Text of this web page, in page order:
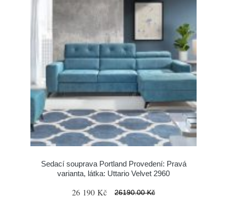
Sedací souprava Portland Provedení: Pravá
varianta, látka: Uttario Velvet 2960
26 190 Kč 26190.00 Kč